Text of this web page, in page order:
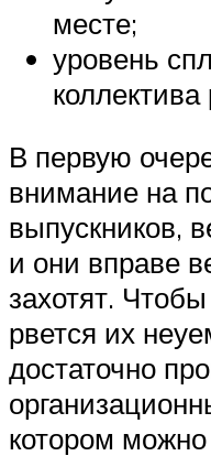
месте;
уровень
коллектива
В первую
внимание на
выпускников,
и они вправе
захотят.
рвется их
достаточно
котором можно